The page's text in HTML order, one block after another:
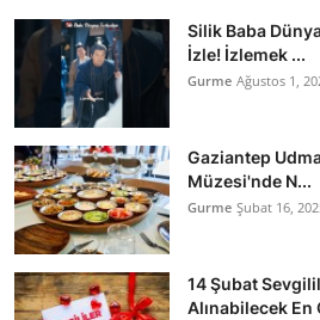
Silik Baba
İzle! İzlemek ...
Gurme Ağustos 1,
Gaziantep
Müzesi'nde N...
Gurme Şubat 16,
14 Şubat
Alınabilecek En